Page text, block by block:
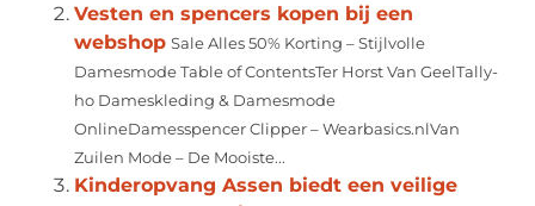
Vesten en spencers kopen bij een
webshop Sale Alles 50% Korting – Stijlvolle
Damesmode Table of ContentsTer Horst Van GeelTally-
ho Dameskleding & Damesmode
OnlineDamesspencer Clipper – Wearbasics.nlVan
Zuilen Mode – De Mooiste...
Kinderopvang Assen biedt een veilige